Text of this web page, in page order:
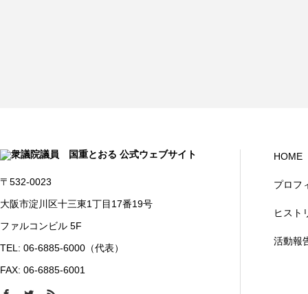
〒532-0023
大阪市淀川区十三東1丁目17番19号
ファルコンビル 5F
TEL: 06-6885-6000（代表）
FAX: 06-6885-6001
HOME
プロフ
ヒスト
活動報